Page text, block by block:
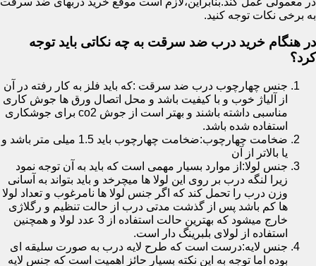
به برخی نکات توجه کنید.
در هنگام خرید درب ضد سرقت به چه نکاتی باید توجه
کرد؟
جنس چهارچوب درب ضد سرقت :که باید فلز به کار رفته در آن
از آلیاژ خوب و با کیفیت باشد و محل اتصال ورق ها جوش کاری
مناسبی داشته باشند و بهتر است از جوش co2 برای جوشکاری
استفاده شده باشد.
ضخامت چهارچوب:ضخامت چهارچوب باید 1.5 میلی متر باشد و
یا بالاتر از آن
جنس لولا:از موارد بسیار مهمی است که باید به آن توجه نمود
زیرا لنگه درب بر روی این لولا ها میچرخد و باید بتواند به آسانی
وزن درب را تحمل کند که اگر جنس لولا ها نامرغوب و تعداد لولا
ها کم باشد پس از گذشت مدتی درب از حالت تنظیم و رگلاژی
خارج میشود که بهترین حالت استفاده از 3 عدد لولا و همچنین
استفاده از لولای بلبرینگ دار است.
جنس لایه:درست است که طرح لایه درب به صورت سلیقه ای
بوده اما توجه به این نکته بسیار حائز اهمیت است که جنس لایه